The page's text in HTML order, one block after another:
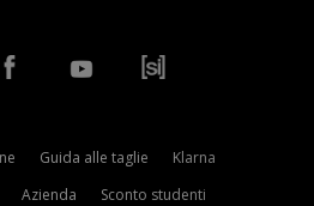
Guida alle taglie
Klarna
Azienda
Sconto studenti